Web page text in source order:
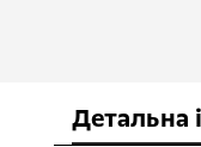
Детальна